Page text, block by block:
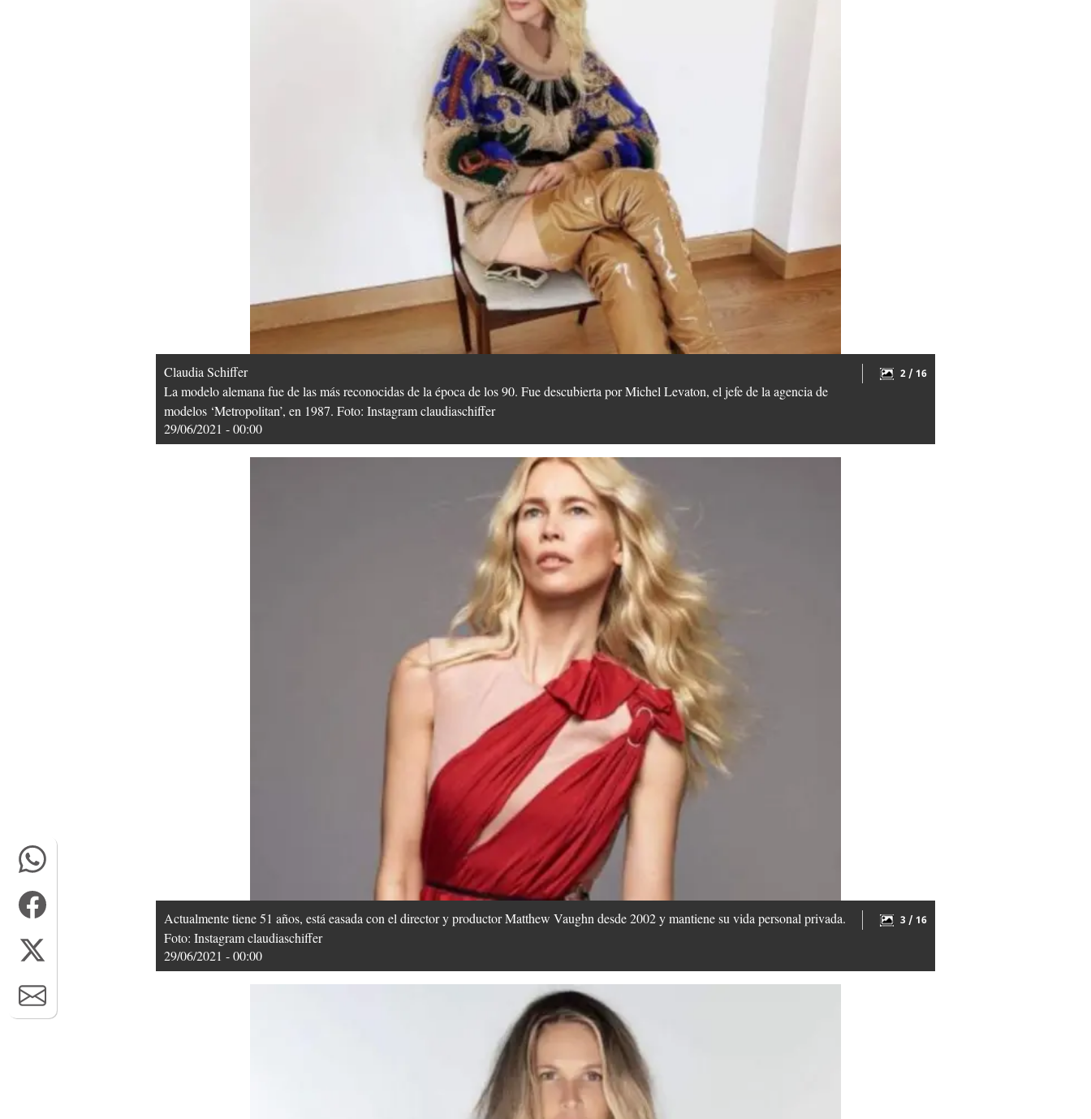
Claudia Schiffer
La modelo alemana fue de las más reconocidas de la época de los 90. Fue descubierta por Michel Levaton, el jefe de la agencia de
modelos ‘Metropolitan’, en 1987. Foto: Instagram claudiaschiffer
29/06/2021 - 00:00
2 / 16
Actualmente tiene 51 años, está easada con el director y productor Matthew Vaughn desde 2002 y mantiene su vida personal privada.
Foto: Instagram claudiaschiffer
29/06/2021 - 00:00
3 / 16